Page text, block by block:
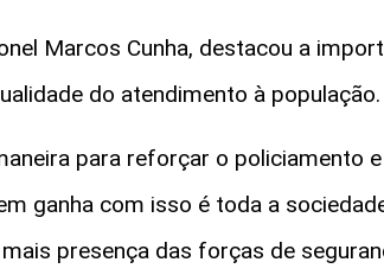
Marcos Cunha, destacou a
do atendimento à população.
para reforçar o policiamento e
ganha com isso é toda a
presença das forças de